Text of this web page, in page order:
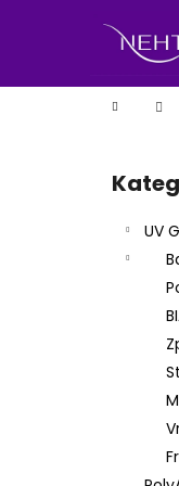
Domů
Přeskočit
kategorie
UV
í
do
do